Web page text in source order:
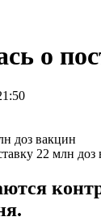
о
22 млн доз